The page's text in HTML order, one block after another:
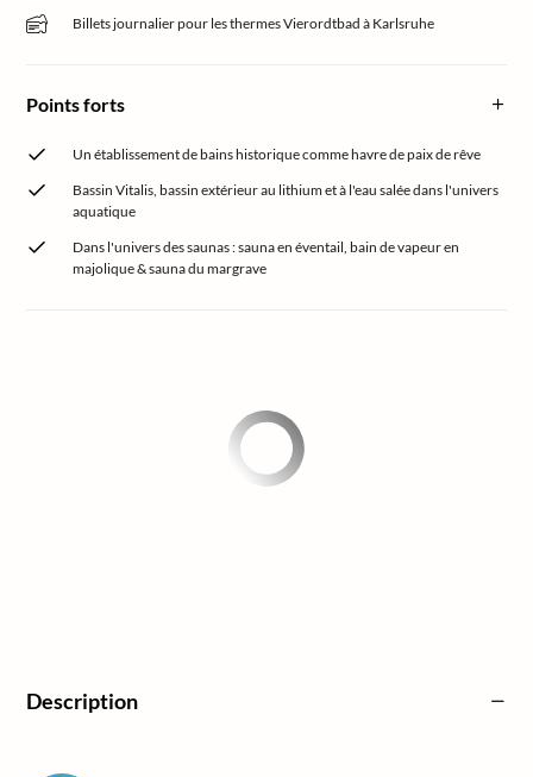
Billets journalier pour les thermes Vierordtbad à Karlsruhe
Points forts
Un établissement de bains historique comme havre de paix de rêve
Bassin Vitalis, bassin extérieur au lithium et à l'eau salée dans l'univers
aquatique
Dans l'univers des saunas : sauna en éventail, bain de vapeur en
majolique & sauna du margrave
Description